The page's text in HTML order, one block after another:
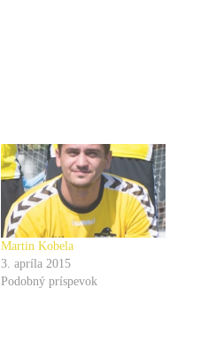
Martin Kobela
3. apríla 2015
Podobný príspevok